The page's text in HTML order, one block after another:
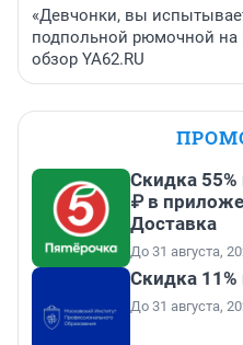
«Девчонки, вы
подпольной рюмочной на
обзор YA62.RU
Скидка 55%
₽ в
Доставка
До 31 августа,
Скидка 11%
До 31 августа,